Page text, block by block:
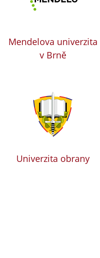
Mendelova univerzita
v Brně
Univerzita obrany